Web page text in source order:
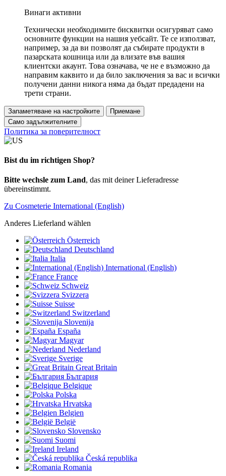
Винаги активни
Технически необходимите бисквитки осигуряват само
основните функции на нашия уебсайт. Те се използват,
например, за да ви позволят да събирате продукти в
пазарската кошница или да влизате във вашия
клиентски акаунт. Това означава, че не е възможно да
направим каквито и да било заключения за вас и всички
получени данни никога няма да бъдат предадени на
трети страни.
Запаметяване на настройките
Приемане
Само задължителните
Политика за поверителност
Bist du im richtigen Shop?
Bitte wechsle zum Land, das mit deiner Lieferadresse
übereinstimmt.
Zu Cosmeterie International (English)
Anderes Lieferland wählen
Österreich
Deutschland
Italia
International (English)
France
Schweiz
Svizzera
Suisse
Switzerland
Slovenija
España
Magyar
Nederland
Sverige
Great Britain
България
Belgique
Polska
Hrvatska
Belgien
België
Slovensko
Suomi
Ireland
Česká republika
Romania